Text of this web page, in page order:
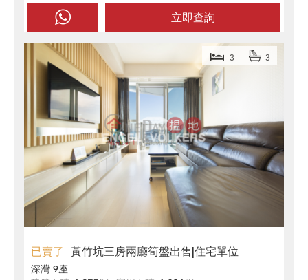
立即查詢
已賣了 黃竹坑三房兩廳筍盤出售|住宅單位
3 3
深灣 9座